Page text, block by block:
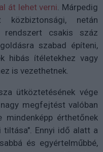
át lehet verni . Márpedig
közbiztonsági, netán
rendszert csakis száz
szabad építeni,
hibás ítéletekhez vagy
is vezethetnek.
ütköztetésének vége
megfejtést valóban
mindenképp érthetőnek
Ennyi idő alatt a
és egyértelműbbé,